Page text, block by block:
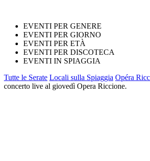
EVENTI PER GENERE
EVENTI PER GIORNO
EVENTI PER ETÀ
EVENTI PER DISCOTECA
EVENTI IN SPIAGGIA
Tutte le Serate Locali sulla Spiaggia Opéra
concerto live al giovedì Opera Riccione.